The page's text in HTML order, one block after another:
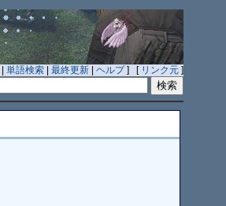
|単語検索 |最終更新 |ヘルプ] [ リンク元 ]